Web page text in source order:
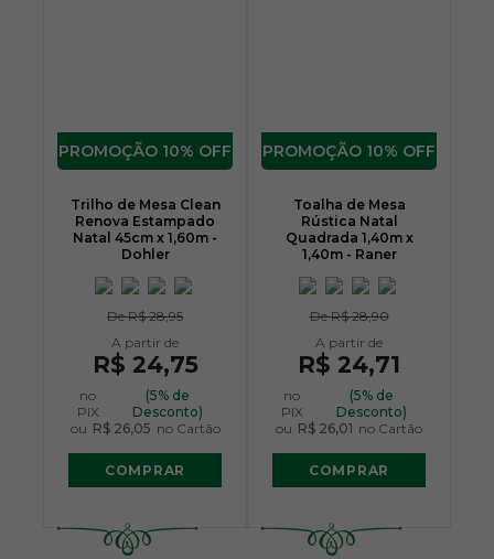
10% OFF
Trilho de Mesa Clean
Renova Estampado
Natal 45cm x 1,60m -
Dohler
DeR$ 28,95
R$ 24,75
no
PIX
(5% de
Desconto)
ou R$ 26,05 no Cartão
COMPRAR
10% OFF
Toalha de Mesa
Rústica Natal
Quadrada 1,40m x
1,40m - Raner
DeR$ 28,90
R$ 24,71
no
PIX
(5% de
Desconto)
ou R$ 26,01 no Cartão
COMPRAR